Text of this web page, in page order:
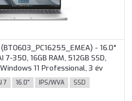
- 16.0"
7-350, 16GB RAM, 512GB SSD,
11 Professional, 3 év
színben
7 16.0" IPS/WVA
SSD